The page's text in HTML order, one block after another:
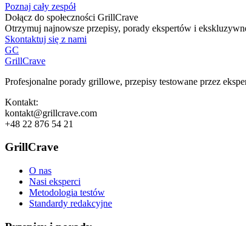
Poznaj cały zespół
Dołącz do społeczności GrillCrave
Otrzymuj najnowsze przepisy, porady ekspertów i
Skontaktuj się z nami
GC
GrillCrave
Profesjonalne porady grillowe, przepisy testowane przez
Kontakt:
kontakt@grillcrave.com
+48 22 876 54 21
GrillCrave
O nas
Nasi eksperci
Metodologia testów
Standardy redakcyjne